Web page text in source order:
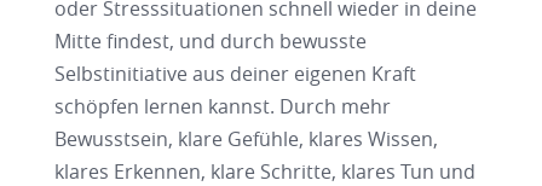
oder Stresssituationen schnell wieder in deine
Mitte findest, und durch bewusste
Selbstinitiative aus deiner eigenen Kraft
schöpfen lernen kannst. Durch mehr
Bewusstsein, klare Gefühle, klares Wissen,
klares Erkennen, klare Schritte, klares Tun und